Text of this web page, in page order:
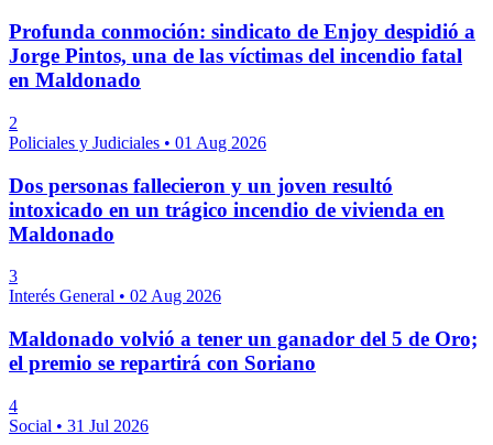
Profunda conmoción: sindicato de Enjoy despidió a
Jorge Pintos, una de las víctimas del incendio fatal
en Maldonado
2
Policiales y Judiciales • 01 Aug 2026
Dos personas fallecieron y un joven resultó
intoxicado en un trágico incendio de vivienda en
Maldonado
3
Interés General • 02 Aug 2026
Maldonado volvió a tener un ganador del 5 de Oro;
el premio se repartirá con Soriano
4
Social • 31 Jul 2026